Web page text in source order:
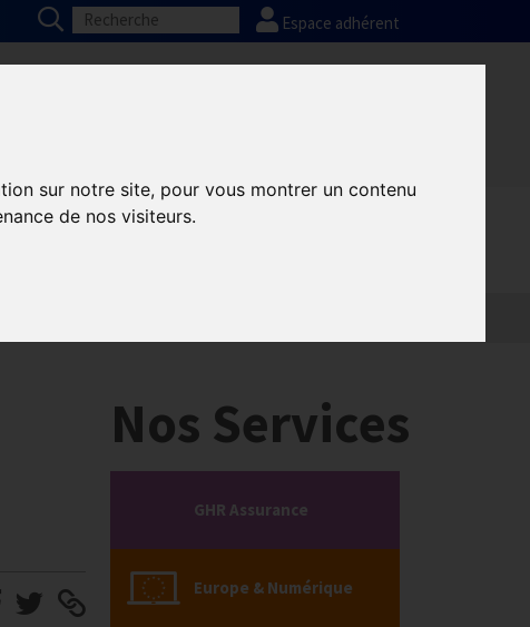
sur notre site, pour vous montrer un contenu
de nos visiteurs.
Espace adhérent
Nos Services
GHR Assurance
Europe & Numérique